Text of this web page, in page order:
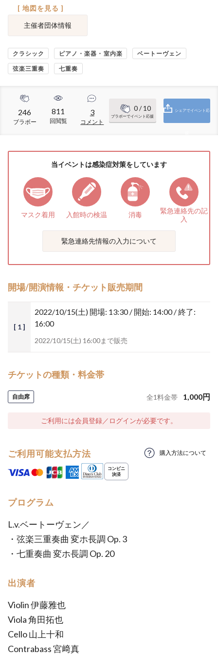
[ 地図を見る ]
主催者団体情報
クラシック ピアノ・楽器・室内楽 ベートーヴェン
弦楽三重奏 七重奏
246
ブラボー
811
回閲覧
3
コメント
0/ 10
ブラボーでイベント応援
シェアでイベント応
当イベントは感染症対策をしています
マスク着用 入館時の検温 消毒 緊急連絡先の記
入
緊急連絡先情報の入力について
開場/開演情報・チケット販売期間
[ 1 ]
2022/10/15(土) 開場: 13:30 / 開始: 14:00 / 終了:
16:00
2022/10/15(土) 16:00まで販売
チケットの種類・料金帯
自由席 全1料金帯 1,000円
ご利用には会員登録／ログインが必要です。
ご利用可能支払方法 購入方法について
プログラム
L.v.ベートーヴェン／
・弦楽三重奏曲 変ホ長調 Op. 3
・七重奏曲 変ホ長調 Op. 20
出演者
Violin 伊藤雅也
Viola 角田拓也
Cello 山上十和
Contrabass 宮﨑真